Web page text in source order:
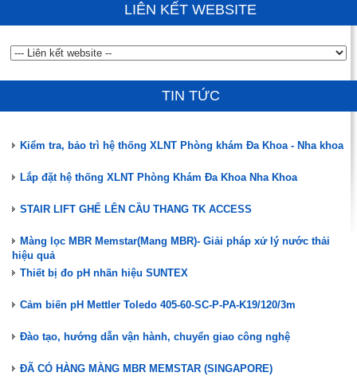
LIÊN KẾT WEBSITE
TIN TỨC
Đào tạo, hướng dẫn vận hành, chuyển giao công nghệ
Kiểm tra, bảo trì hệ thống XLNT Phòng khám Đa Khoa - Nha khoa
Lắp đặt hệ thống XLNT Phòng Khám Đa Khoa Nha Khoa
STAIR LIFT GHẾ LÊN CẦU THANG TK ACCESS
Màng lọc MBR Memstar(Mang MBR)- Giải pháp xử lý nước thải
hiệu quả
Thiết bị đo pH nhãn hiệu SUNTEX
Đào tạo, hướng dẫn vận hành, chuyển giao công nghệ
ĐÃ CÓ HÀNG MÀNG MBR MEMSTAR (SINGAPORE)